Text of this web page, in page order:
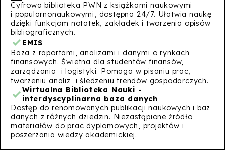
Cyfrowa biblioteka PWN z książkami naukowymi
i popularnonaukowymi, dostępna 24/7. Ułatwia naukę
dzięki funkcjom notatek, zakładek i tworzenia opisów
bibliograficznych.
EMIS
Baza z raportami, analizami i danymi o rynkach
finansowych. Świetna dla studentów finansów,
zarządzania i logistyki. Pomaga w pisaniu prac,
tworzeniu analiz i śledzeniu trendów gospodarczych.
Wirtualna Biblioteka Nauki -
interdyscyplinarna baza danych
Dostęp do renomowanych publikacji naukowych i baz
danych z różnych dziedzin. Niezastąpione źródło
materiałów do prac dyplomowych, projektów i
poszerzania wiedzy akademickiej.